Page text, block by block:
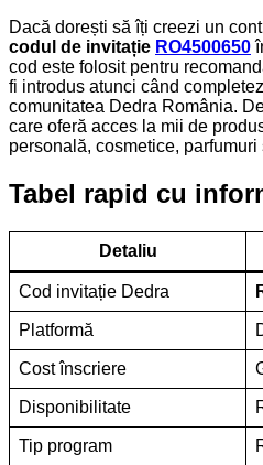
Dacă dorești să îți creezi un
codul de invitație RO4500650
cod este folosit pentru
fi introdus atunci când
comunitatea Dedra România.
care oferă acces la mii de
personală, cosmetice,
Tabel rapid cu
Detaliu
Cod invitație Dedra
Platformă
Cost înscriere
Disponibilitate
Tip program